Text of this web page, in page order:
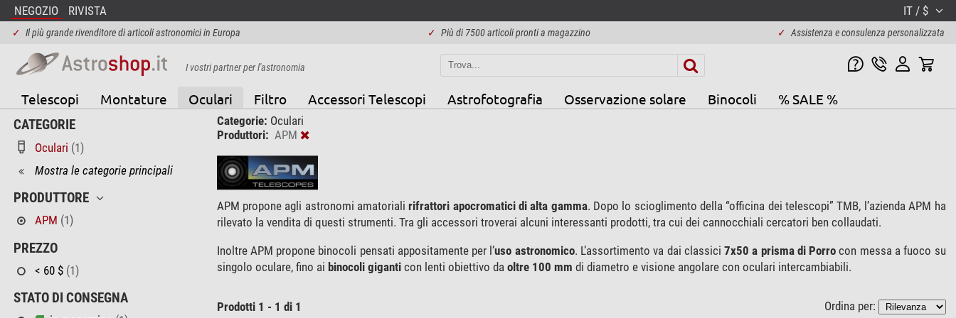
NEGOZIO RIVISTA IT / $
✓ Il più grande rivenditore di articoli astronomici in Europa ✓ Più di 7500 articoli pronti a magazzino ✓ Assistenza e consulenza personalizzata
I vostri partner per l'astronomia
Telescopi Montature Oculari Filtro Accessori Telescopi Astrofotografia Osservazione solare Binocoli % SALE %
CATEGORIE
Oculari (1)
Mostra le categorie principali
PRODUTTORE
APM (1)
PREZZO
< 60 $ (1)
STATO DI CONSEGNA
Categorie: Oculari
Produttori: APM
APM propone agli astronomi amatorialirifrattori apocromatici di alta gamma. Dopo lo scioglimento della “officina dei telescopi” TMB, l’azienda APM ha
rilevato la vendita di questi strumenti. Tra gli accessori troverai alcuni interessanti prodotti, tra cui dei cannocchiali cercatori ben collaudati.
Inoltre APM propone binocoli pensati appositamente per l’uso astronomico. L’assortimento va dai classici7x50 a prisma di Porro con messa a fuoco su
singolo oculare, fino ai binocoli giganticon lenti obiettivo da oltre 100 mm di diametro e visione angolare con oculari intercambiabili.
Prodotti 1 - 1 di 1 Ordina per: